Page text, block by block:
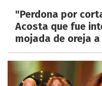
"Perdona por
Acosta que fue
mojada de oreja a